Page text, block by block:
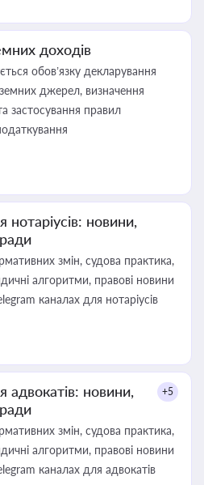
доходів
обов’язку декларування
джерел, визначення
застосування правил
новини,
змін, судова практика,
алгоритми, правові новини
каналах для нотаріусів
адвокатів: новини,
+5
змін, судова практика,
алгоритми, правові новини
каналах для адвокатів